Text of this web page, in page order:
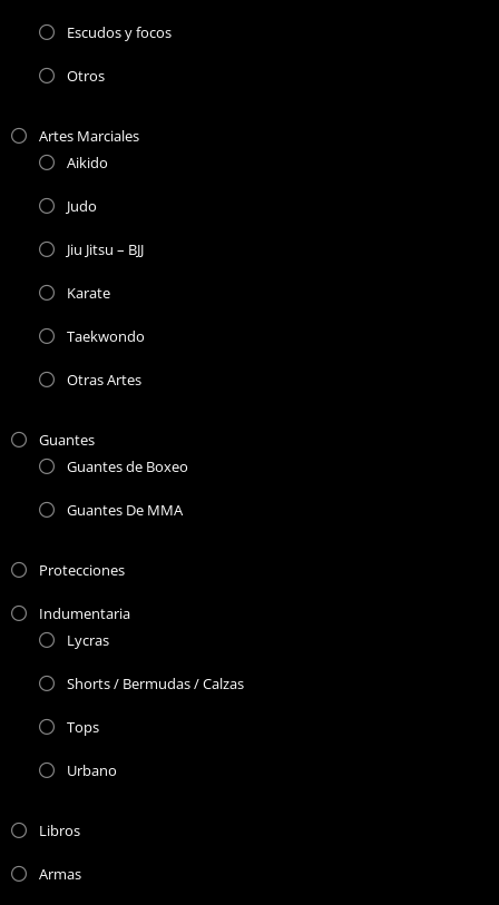
Escudos y focos
Otros
Artes Marciales
Aikido
Judo
Jiu Jitsu – BJJ
Karate
Taekwondo
Otras Artes
Guantes
Guantes de Boxeo
Guantes De MMA
Protecciones
Indumentaria
Lycras
Shorts / Bermudas / Calzas
Tops
Urbano
Libros
Armas